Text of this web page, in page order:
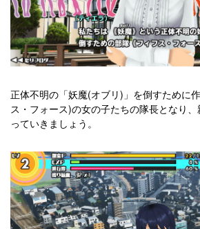
正体不明の「妖魔(オブリ)」を倒すために
ス・フォース)の女の子たちの隊長となり
っていきましょう。